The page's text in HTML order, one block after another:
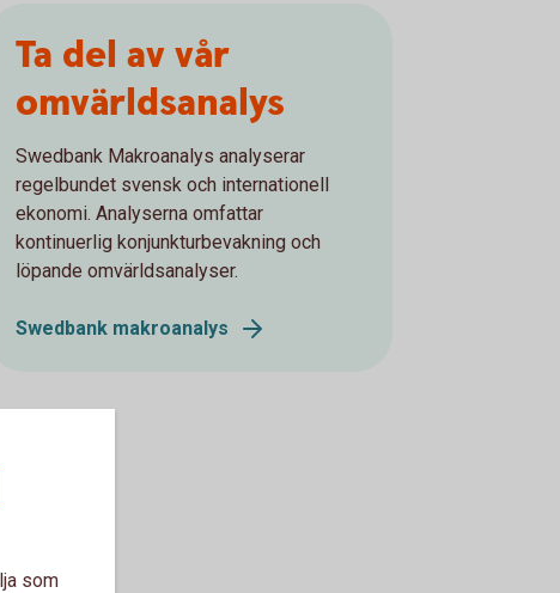
Ta del av vår
omvärldsanalys
Swedbank Makroanalys analyserar
regelbundet svensk och internationell
ekonomi. Analyserna omfattar
kontinuerlig konjunkturbevakning och
löpande omvärldsanalyser.
Swedbank makroanalys
som